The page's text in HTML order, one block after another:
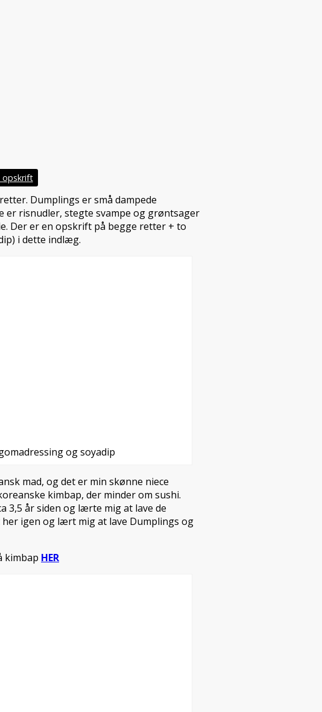
opskrift
Dumplings er små dampede
er risnudler, stegte svampe og grøntsager
Der er en opskrift på begge retter + to
i dette indlæg.
og soyadip
mad, og det er min skønne niece
kimbap, der minder om sushi.
3,5 år siden og lærte mig at lave de
igen og lært mig at lave Dumplings og
kimbap HER